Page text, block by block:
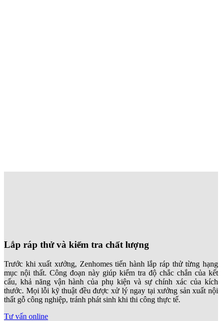
Lắp ráp thử và kiểm tra chất lượng
Trước khi xuất xưởng, Zenhomes tiến hành lắp ráp thử từng hạng
mục nội thất. Công đoạn này giúp kiểm tra độ chắc chắn của kết
cấu, khả năng vận hành của phụ kiện và sự chính xác của kích
thước. Mọi lỗi kỹ thuật đều được xử lý ngay tại xưởng sản xuất nội
thất gỗ công nghiệp, tránh phát sinh khi thi công thực tế.
Tư vấn online